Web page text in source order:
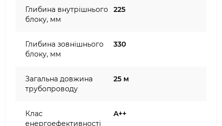
Глибина внутрішнього
блоку, мм
225
Глибина зовнішнього
блоку, мм
330
Загальна довжина
трубопроводу
25 м
Клас
енергоефективності
A++